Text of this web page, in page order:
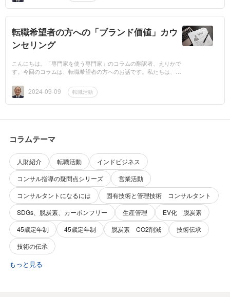
転職希望者の方への「ブランド価値」カウ
ンセリング
こんにちは。「専門家を使う専門家」のコラムの翻訳者、えりかで
す。今回のコラムは、転職希望者の方へのお話です。私たちは、人
リングを行って...
2024-09-09 転職活動
コラムテーマ
人財紹介 転職活動
インドビジネス
コンサル指導の疑問点シリーズ
営業活動
コンサルタントになるには
固有技術と管理技術 コンサルタント
SDGs、脱炭素、カーボンフリー
生産管理
EV化 脱炭素
45歳定年制
45歳定年制 脱炭素 CO2削減
技術伝承
技術の伝承
もっと見る